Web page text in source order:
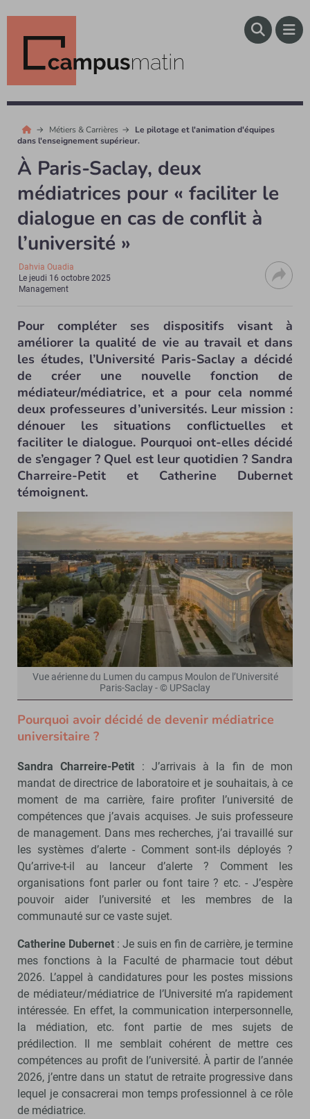
Métiers & Carrières
Le pilotage et l'animation d'équipes
dans l'enseignement supérieur.
À Paris-Saclay, deux
médiatrices pour « faciliter le
dialogue en cas de conflit à
l’université »
Dahvia Ouadia
Le jeudi 16 octobre 2025
Management
Pour compléter ses dispositifs visant à
améliorer la qualité de vie au travail et dans
les études, l’Université Paris-Saclay a décidé
de créer une nouvelle fonction de
médiateur/médiatrice, et a pour cela nommé
deux professeures d’universités. Leur mission :
dénouer les situations conflictuelles et
faciliter le dialogue. Pourquoi ont-elles décidé
de s’engager ? Quel est leur quotidien ? Sandra
Charreire-Petit et Catherine Dubernet
témoignent.
Vue aérienne du Lumen du campus Moulon de l’Université
Paris-Saclay - © UPSaclay
Pourquoi avoir décidé de devenir médiatrice
universitaire ?
Sandra Charreire-Petit : J’arrivais à la fin de mon
mandat de directrice de laboratoire et je souhaitais, à ce
moment de ma carrière, faire profiter l’université de
compétences que j’avais acquises. Je suis professeure
de management. Dans mes recherches, j’ai travaillé sur
les systèmes d’alerte - Comment sont-ils déployés ?
Qu’arrive-t-il au lanceur d’alerte ? Comment les
organisations font parler ou font taire ? etc. - J’espère
pouvoir aider l’université et les membres de la
communauté sur ce vaste sujet.
Catherine Dubernet : Je suis en fin de carrière, je termine
mes fonctions à la Faculté de pharmacie tout début
2026. L’appel à candidatures pour les postes missions
de médiateur/médiatrice de l’Université m’a rapidement
intéressée. En effet, la communication interpersonnelle,
la médiation, etc. font partie de mes sujets de
prédilection. Il me semblait cohérent de mettre ces
compétences au profit de l’université. À partir de l’année
2026, j’entre dans un statut de retraite progressive dans
lequel je consacrerai mon temps professionnel à ce rôle
de médiatrice.